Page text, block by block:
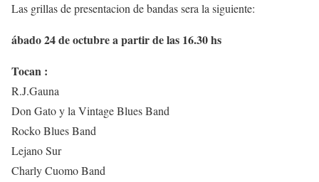
Las grillas de presentacion de bandas sera la siguiente:
ábado 24 de octubre a partir de las 16.30 hs
Tocan :
R.J.Gauna
Don Gato y la Vintage Blues Band
Rocko Blues Band
Lejano Sur
Charly Cuomo Band